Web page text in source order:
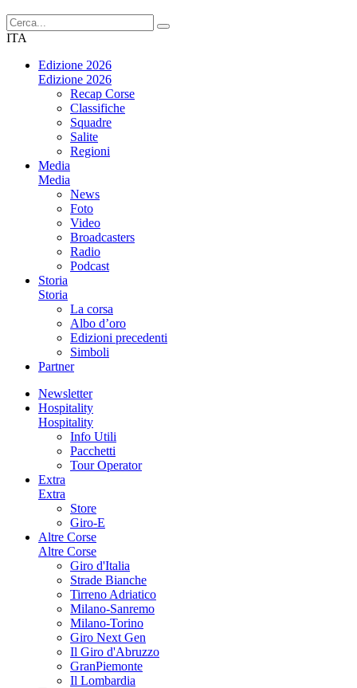
ITA
Edizione 2026
Edizione 2026
Recap Corse
Classifiche
Squadre
Salite
Regioni
Media
Media
News
Foto
Video
Broadcasters
Radio
Podcast
Storia
Storia
La corsa
Albo d’oro
Edizioni precedenti
Simboli
Partner
Newsletter
Hospitality
Hospitality
Info Utili
Pacchetti
Tour Operator
Extra
Extra
Store
Giro-E
Altre Corse
Altre Corse
Giro d'Italia
Strade Bianche
Tirreno Adriatico
Milano-Sanremo
Milano-Torino
Giro Next Gen
Il Giro d'Abruzzo
GranPiemonte
Il Lombardia